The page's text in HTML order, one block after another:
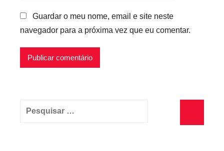
Guardar o meu nome, email e site neste
navegador para a próxima vez que eu comentar.
Pesquisar